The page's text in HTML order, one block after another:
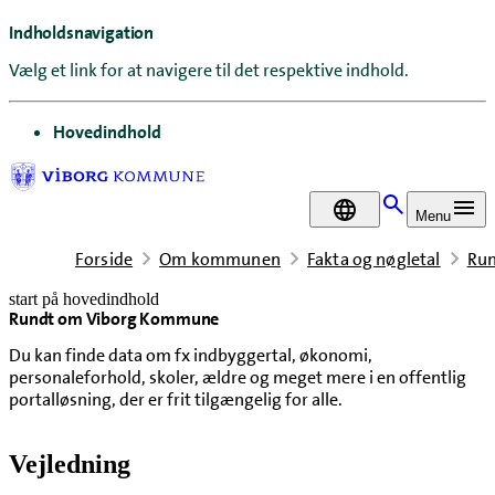
Indholdsnavigation
Vælg et link for at navigere til det respektive indhold.
gå til
Hovedindhold
DA Menu
Forside Om kommunen Fakta og nøgletal
start på hovedindhold
Rundt om Viborg Kommune
Du kan finde data om fx indbyggertal, økonomi,
personaleforhold, skoler, ældre og meget mere i en offentlig
portalløsning, der er frit tilgængelig for alle.
senest opdateret 5. februar 2026
Vejledning